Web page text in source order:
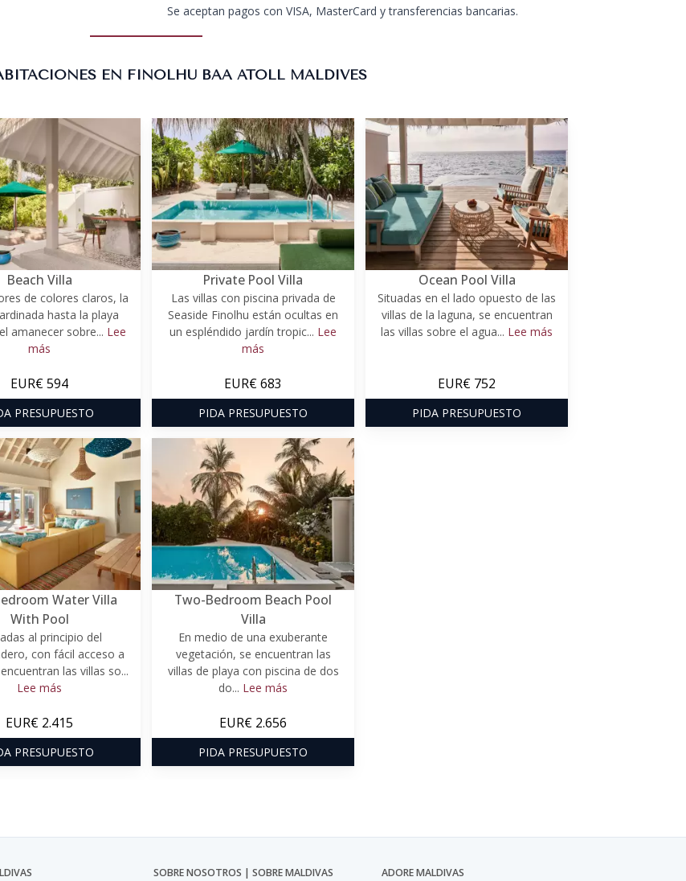
Se aceptan pagos con VISA, MasterCard y transferencias bancarias.
EN FINOLHU BAA ATOLL MALDIVES
Beach Villa
de colores claros, la
hasta la playa
amanecer sobre... Lee
más
EUR€ 594
PRESUPUESTO
Private Pool Villa
Las villas con piscina privada de
Seaside Finolhu están ocultas en
un espléndido jardín tropic... Lee
más
EUR€ 683
PIDA PRESUPUESTO
Ocean Pool Villa
Situadas en el lado opuesto de las
villas de la laguna, se encuentran
las villas sobre el agua... Lee más
EUR€ 752
PIDA PRESUPUESTO
Water Villa
With Pool
al principio del
con fácil acceso a
las villas so...
Lee más
EUR€ 2.415
PRESUPUESTO
Two-Bedroom Beach Pool
Villa
En medio de una exuberante
vegetación, se encuentran las
villas de playa con piscina de dos
do... Lee más
EUR€ 2.656
PIDA PRESUPUESTO
SOBRE NOSOTROS | SOBRE MALDIVAS ADORE MALDIVAS